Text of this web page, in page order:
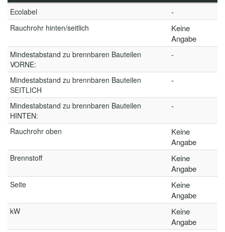
Ecolabel -
Rauchrohr hinten/seitlich
Keine
Angabe
Mindestabstand zu brennbaren Bauteilen
VORNE:
-
Mindestabstand zu brennbaren Bauteilen
SEITLICH
-
Mindestabstand zu brennbaren Bauteilen
HINTEN:
-
Rauchrohr oben
Keine
Angabe
Brennstoff
Keine
Angabe
Seite
Keine
Angabe
kW
Keine
Angabe